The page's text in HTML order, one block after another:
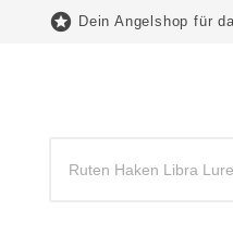
 Dein Angelshop für